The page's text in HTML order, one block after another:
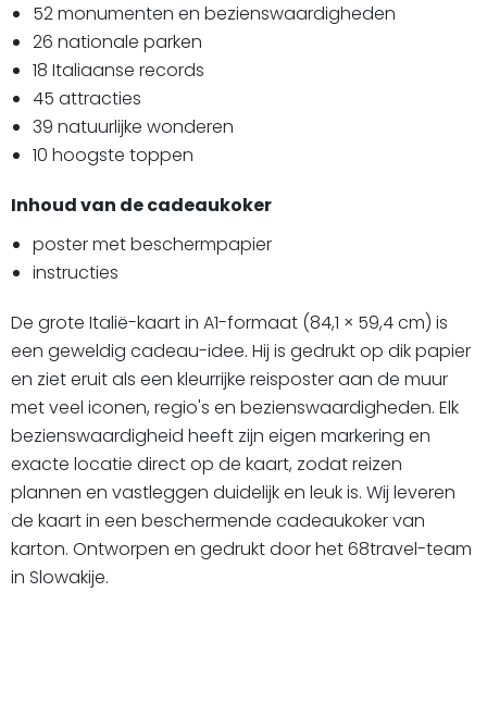
52 monumenten en bezienswaardigheden
26 nationale parken
18 Italiaanse records
45 attracties
39 natuurlijke wonderen
10 hoogste toppen
Inhoud van de cadeaukoker
poster met beschermpapier
instructies
De grote Italië-kaart in A1-formaat (84,1 × 59,4 cm) is
een geweldig cadeau-idee. Hij is gedrukt op dik papier
en ziet eruit als een kleurrijke reisposter aan de muur
met veel iconen, regio's en bezienswaardigheden. Elk
bezienswaardigheid heeft zijn eigen markering en
exacte locatie direct op de kaart, zodat reizen
plannen en vastleggen duidelijk en leuk is. Wij leveren
de kaart in een beschermende cadeaukoker van
karton. Ontworpen en gedrukt door het 68travel-team
in Slowakije.